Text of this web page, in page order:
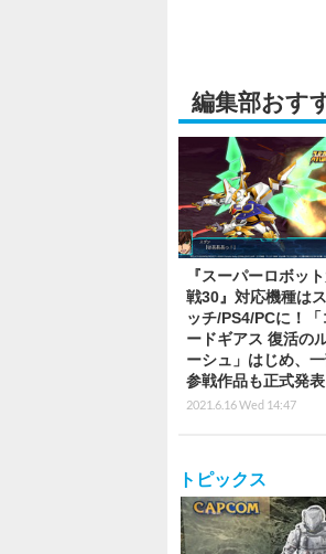
編集部おす
『スーパーロボッ
戦30』対応機種は
ッチ/PS4/PCに！「
ードギアス 復活の
ーシュ」はじめ、
参戦作品も正式発表
2021.6.16 Wed 14:47
トピックス